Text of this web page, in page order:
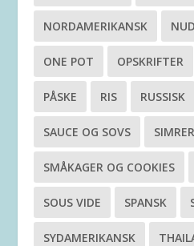
NORDAMERIKANSK
ONE POT OPSKRIFTER
PÅSKE RIS RUSSISK
SAUCE OG SOVS
SMÅKAGER OG COOKIES
SOUS VIDE SPANSK
SYDAMERIKANSK